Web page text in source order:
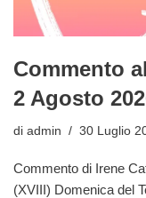
Commento
2 Agosto
di admin 30 Luglio
Commento di Irene
(XVIII) Domenica del